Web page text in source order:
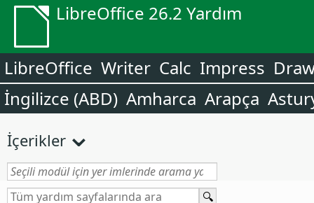
LibreOffice 26.2 Yardım
LibreOffice Writer Calc Impress
İngilizce (ABD) Amharca Arapça
İçerikler